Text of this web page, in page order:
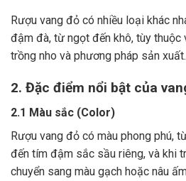
Rượu vang đỏ có nhiều loại khác
đậm đà, từ ngọt đến khô, tùy thuộc
trồng nho và phương pháp sản xuất.
2. Đặc điểm nổi bật của
2.1 Màu sắc (Color)
Rượu vang đỏ có màu phong phú,
đến tím đậm sắc sầu riêng, và khi
chuyển sang màu gạch hoặc nâu